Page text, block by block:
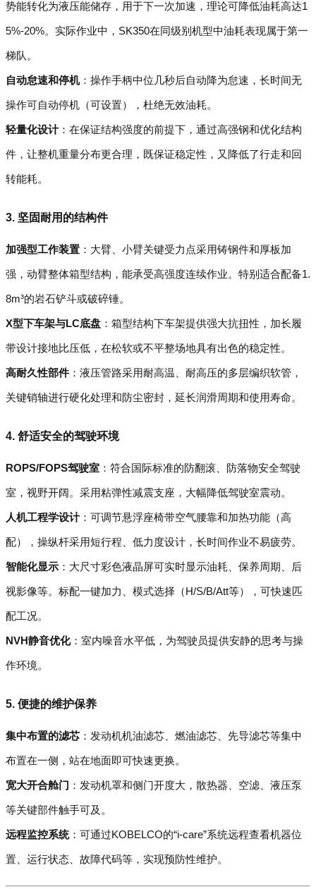
势能转化为液压能储存，用于下一次加速，理论可降低油耗高达1
5%-20%。实际作业中，SK350在同级别机型中油耗表现属于第一
梯队。
自动怠速和停机：操作手柄中位几秒后自动降为怠速，长时间无
操作可自动停机（可设置），杜绝无效油耗。
轻量化设计：在保证结构强度的前提下，通过高强钢和优化结构
件，让整机重量分布更合理，既保证稳定性，又降低了行走和回
转能耗。
3. 坚固耐用的结构件
加强型工作装置 ：大臂、小臂关键受力点采用铸钢件和厚板加
强，动臂整体箱型结构，能承受高强度连续作业。特别适合配备1.
8m³的岩石铲斗或破碎锤。
X型下车架与LC底盘 ：箱型结构下车架提供强大抗扭性，加长履
带设计接地比压低，在松软或不平整场地具有出色的稳定性。
高耐久性部件：液压管路采用耐高温、耐高压的多层编织软管，
关键销轴进行硬化处理和防尘密封，延长润滑周期和使用寿命。
4. 舒适安全的驾驶环境
ROPS/FOPS驾驶室 ：符合国际标准的防翻滚、防落物安全驾驶
室，视野开阔。采用粘弹性减震支座，大幅降低驾驶室震动。
人机工程学设计：可调节悬浮座椅带空气腰靠和加热功能（高
配），操纵杆采用短行程、低力度设计，长时间作业不易疲劳。
智能化显示 ：大尺寸彩色液晶屏可实时显示油耗、保养周期、后
视影像等。标配一键加力、模式选择（H/S/B/Att等），可快速匹
配工况。
NVH静音优化：室内噪音水平低，为驾驶员提供安静的思考与操
作环境。
5. 便捷的维护保养
集中布置的滤芯 ：发动机机油滤芯、燃油滤芯、先导滤芯等集中
布置在一侧，站在地面即可快速更换。
宽大开合舱门 ：发动机罩和侧门开度大，散热器、空滤、液压泵
等关键部件触手可及。
远程监控系统：可通过KOBELCO的“i-care”系统远程查看机器位
置、运行状态、故障代码等，实现预防性维护。